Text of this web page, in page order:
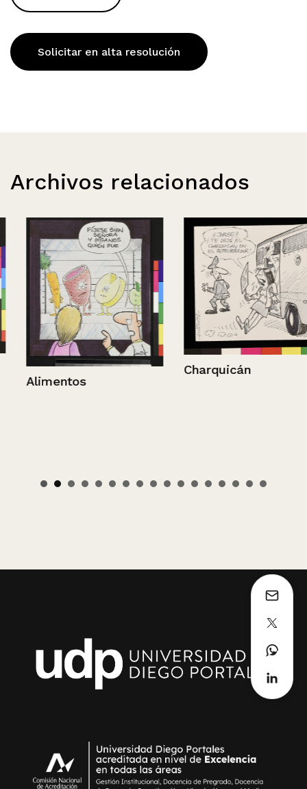
Solicitar en alta resolución
Archivos relacionados
Alimentos
Charquicán